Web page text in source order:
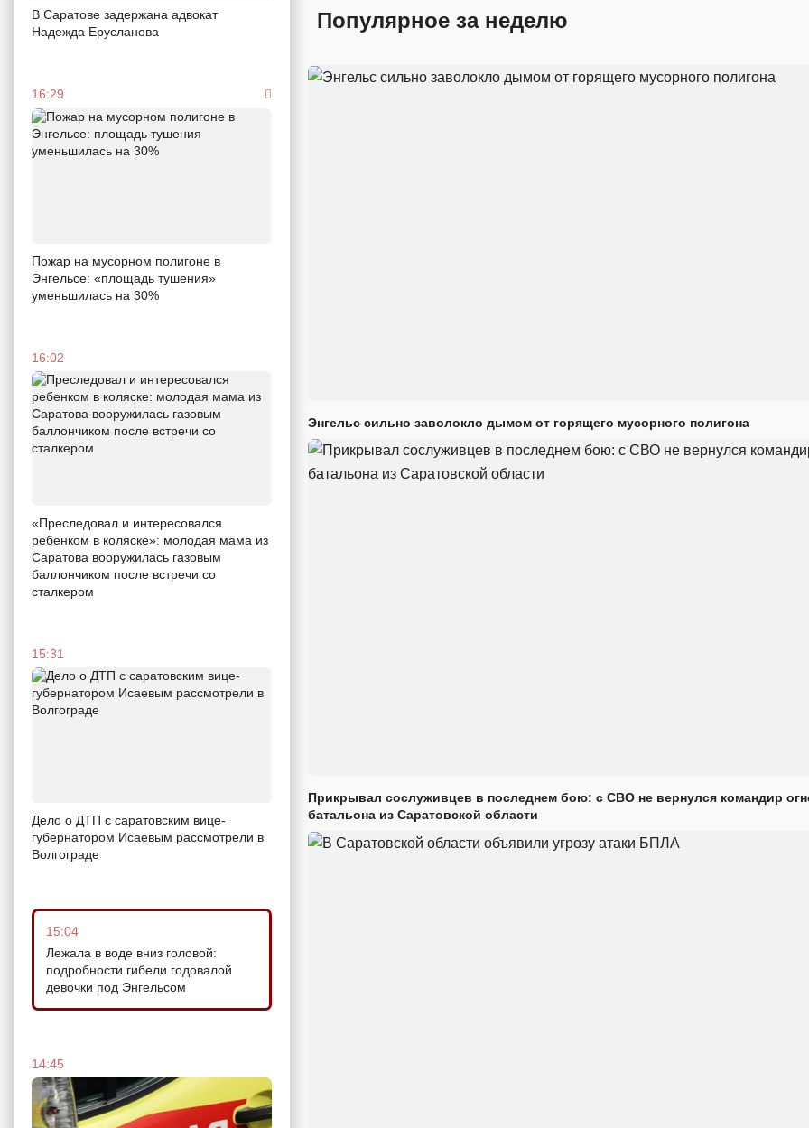
В Саратове задержана адвокат
Надежда Ерусланова
16:29
Пожар на мусорном полигоне в
Энгельсе: «площадь тушения»
уменьшилась на 30%
16:02
«Преследовал и интересовался
ребенком в коляске»: молодая мама из
Саратова вооружилась газовым
баллончиком после встречи со
сталкером
15:31
Дело о ДТП с саратовским вице-
губернатором Исаевым рассмотрели в
Волгограде
15:04
Лежала в воде вниз головой:
подробности гибели годовалой
девочки под Энгельсом
14:45
Популярное за неделю
Энгельс сильно заволокло дымом от горящего мусорного полигона
Прикрывал сослуживцев в последнем бою: с СВО не вернулся командир
батальона из Саратовской области